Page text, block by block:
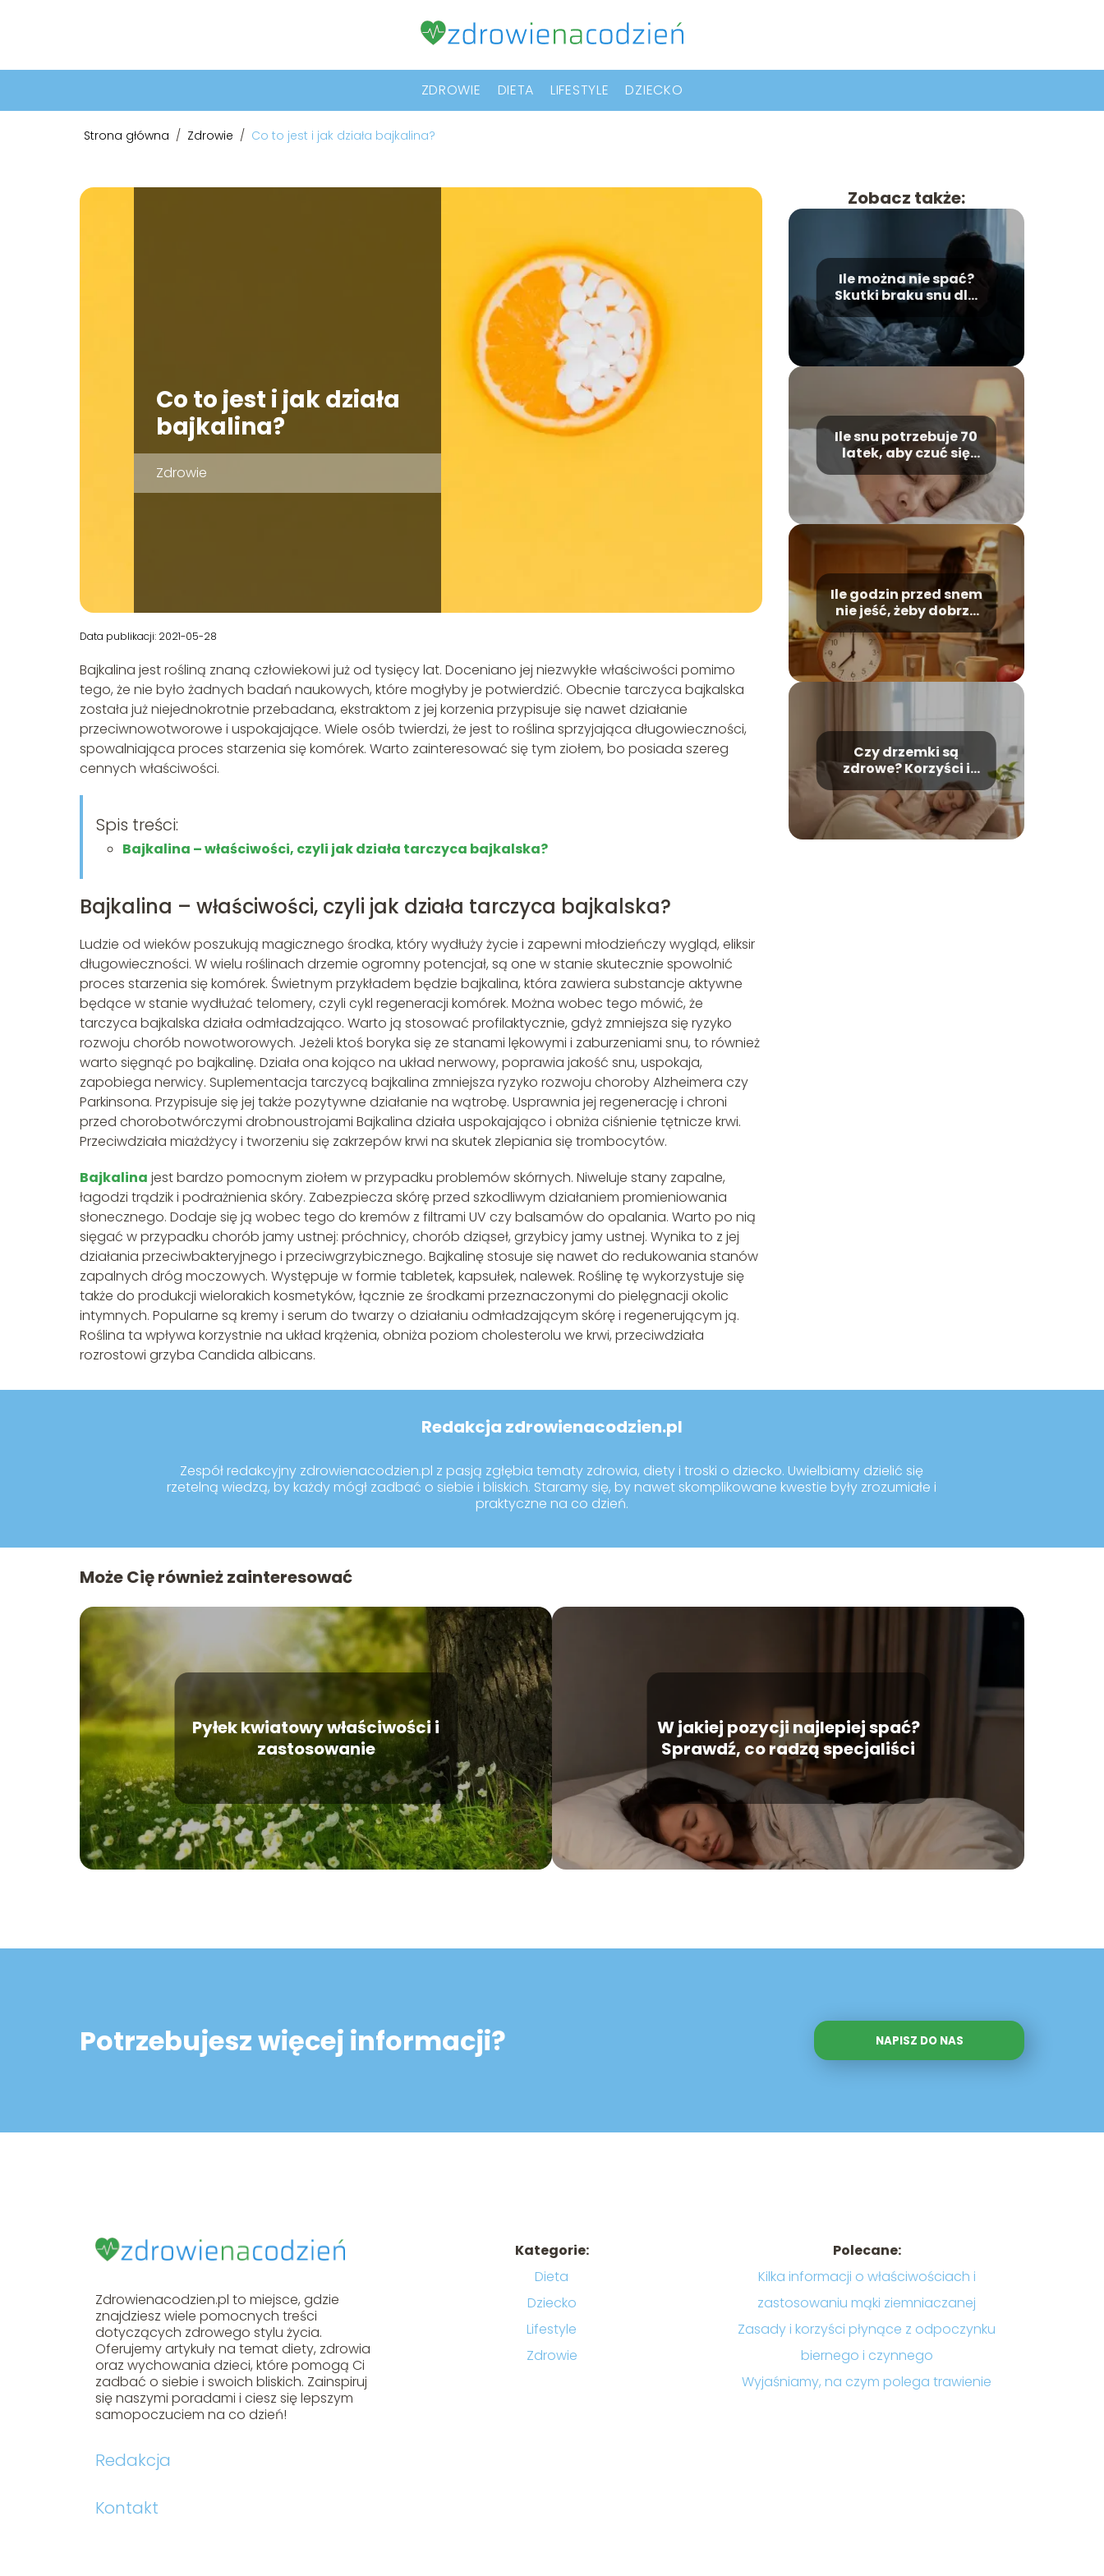
ZDROWIE DIETA LIFESTYLE DZIECKO
Strona główna / Zdrowie / Co to jest i jak działa bajkalina?
Co to jest i jak działa
bajkalina?
Zdrowie
Data publikacji: 2021-05-28
Bajkalina jest rośliną znaną człowiekowi już od tysięcy lat. Doceniano jej niezwykłe właściwości pomimo
tego, że nie było żadnych badań naukowych, które mogłyby je potwierdzić. Obecnie tarczyca bajkalska
została już niejednokrotnie przebadana, ekstraktom z jej korzenia przypisuje się nawet działanie
przeciwnowotworowe i uspokajające. Wiele osób twierdzi, że jest to roślina sprzyjająca długowieczności,
spowalniająca proces starzenia się komórek. Warto zainteresować się tym ziołem, bo posiada szereg
cennych właściwości.
Spis treści:
Bajkalina – właściwości, czyli jak działa tarczyca bajkalska?
Bajkalina – właściwości, czyli jak działa tarczyca bajkalska?
Ludzie od wieków poszukują magicznego środka, który wydłuży życie i zapewni młodzieńczy wygląd, eliksir
długowieczności. W wielu roślinach drzemie ogromny potencjał, są one w stanie skutecznie spowolnić
proces starzenia się komórek. Świetnym przykładem będzie bajkalina, która zawiera substancje aktywne
będące w stanie wydłużać telomery, czyli cykl regeneracji komórek. Można wobec tego mówić, że
tarczyca bajkalska działa odmładzająco. Warto ją stosować profilaktycznie, gdyż zmniejsza się ryzyko
rozwoju chorób nowotworowych. Jeżeli ktoś boryka się ze stanami lękowymi i zaburzeniami snu, to również
warto sięgnąć po bajkalinę. Działa ona kojąco na układ nerwowy, poprawia jakość snu, uspokaja,
zapobiega nerwicy. Suplementacja tarczycą bajkalina zmniejsza ryzyko rozwoju choroby Alzheimera czy
Parkinsona. Przypisuje się jej także pozytywne działanie na wątrobę. Usprawnia jej regenerację i chroni
przed chorobotwórczymi drobnoustrojami Bajkalina działa uspokajająco i obniża ciśnienie tętnicze krwi.
Przeciwdziała miażdżycy i tworzeniu się zakrzepów krwi na skutek zlepiania się trombocytów.
Bajkalina jest bardzo pomocnym ziołem w przypadku problemów skórnych. Niweluje stany zapalne,
łagodzi trądzik i podrażnienia skóry. Zabezpiecza skórę przed szkodliwym działaniem promieniowania
słonecznego. Dodaje się ją wobec tego do kremów z filtrami UV czy balsamów do opalania. Warto po nią
sięgać w przypadku chorób jamy ustnej: próchnicy, chorób dziąseł, grzybicy jamy ustnej. Wynika to z jej
działania przeciwbakteryjnego i przeciwgrzybicznego. Bajkalinę stosuje się nawet do redukowania stanów
zapalnych dróg moczowych. Występuje w formie tabletek, kapsułek, nalewek. Roślinę tę wykorzystuje się
także do produkcji wielorakich kosmetyków, łącznie ze środkami przeznaczonymi do pielęgnacji okolic
intymnych. Popularne są kremy i serum do twarzy o działaniu odmładzającym skórę i regenerującym ją.
Roślina ta wpływa korzystnie na układ krążenia, obniża poziom cholesterolu we krwi, przeciwdziała
rozrostowi grzyba Candida albicans.
Zobacz także:
Ile można nie spać?
Skutki braku snu dla
organizmu
Ile snu potrzebuje 70
latek, aby czuć się
wypoczęta?
Ile godzin przed snem
nie jeść, żeby dobrze
spać?
Czy drzemki są
zdrowe? Korzyści i
możliwe zagrożenia
Redakcja zdrowienacodzien.pl
Zespół redakcyjny zdrowienacodzien.pl z pasją zgłębia tematy zdrowia, diety i troski o dziecko. Uwielbiamy dzielić się
rzetelną wiedzą, by każdy mógł zadbać o siebie i bliskich. Staramy się, by nawet skomplikowane kwestie były zrozumiałe i
praktyczne na co dzień.
Może Cię również zainteresować
Pyłek kwiatowy właściwości i
zastosowanie
W jakiej pozycji najlepiej spać?
Sprawdź, co radzą specjaliści
Potrzebujesz więcej informacji? NAPISZ DO NAS
Zdrowienacodzien.pl to miejsce, gdzie
znajdziesz wiele pomocnych treści
dotyczących zdrowego stylu życia.
Oferujemy artykuły na temat diety, zdrowia
oraz wychowania dzieci, które pomogą Ci
zadbać o siebie i swoich bliskich. Zainspiruj
się naszymi poradami i ciesz się lepszym
samopoczuciem na co dzień!
Redakcja
Kontakt
Kategorie:
Dieta
Dziecko
Lifestyle
Zdrowie
Polecane:
Kilka informacji o właściwościach i
zastosowaniu mąki ziemniaczanej
Zasady i korzyści płynące z odpoczynku
biernego i czynnego
Wyjaśniamy, na czym polega trawienie